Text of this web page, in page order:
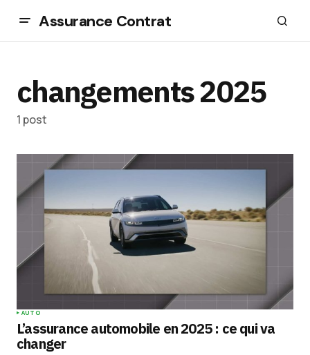
Assurance Contrat
changements 2025
1 post
AUTO
L’assurance automobile en 2025 : ce qui va
changer